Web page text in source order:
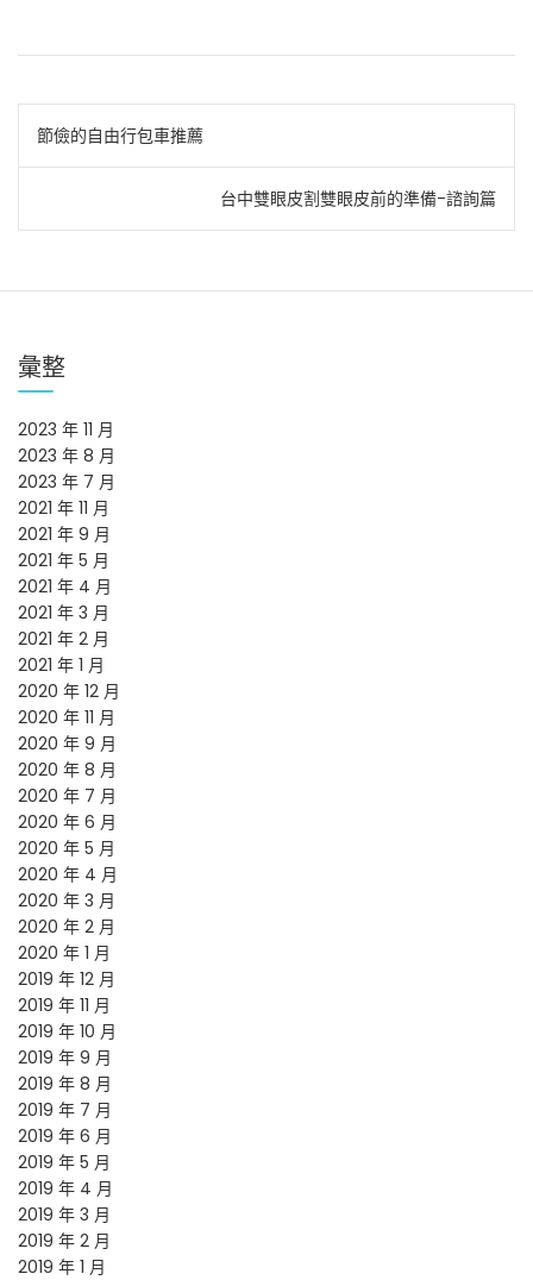
文
章
導
覽
節儉的自由行包車推薦
台中雙眼皮割雙眼皮前的準備-諮詢篇
彙整
2023 年 11 月
2023 年 8 月
2023 年 7 月
2021 年 11 月
2021 年 9 月
2021 年 5 月
2021 年 4 月
2021 年 3 月
2021 年 2 月
2021 年 1 月
2020 年 12 月
2020 年 11 月
2020 年 9 月
2020 年 8 月
2020 年 7 月
2020 年 6 月
2020 年 5 月
2020 年 4 月
2020 年 3 月
2020 年 2 月
2020 年 1 月
2019 年 12 月
2019 年 11 月
2019 年 10 月
2019 年 9 月
2019 年 8 月
2019 年 7 月
2019 年 6 月
2019 年 5 月
2019 年 4 月
2019 年 3 月
2019 年 2 月
2019 年 1 月